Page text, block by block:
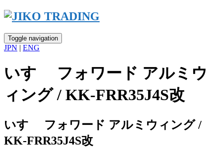
Skip
content
Toggle navigation
JPN | ENG
いすゞ フォワード アルミウ
ィング / KK-FRR35J4S改
いすゞ フォワード アルミウィング /
KK-FRR35J4S改